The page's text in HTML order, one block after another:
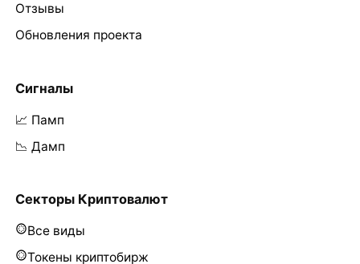
Отзывы
Обновления проекта
Сигналы
📈 Памп
📉 Дамп
Секторы Криптовалют
Все виды
Токены криптобирж